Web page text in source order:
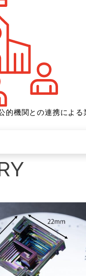
的機関との連携による